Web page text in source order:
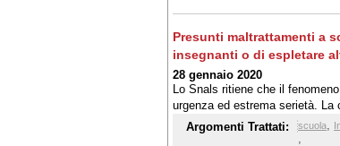
Presunti maltrattamenti a
insegnanti o di espletare
28 gennaio 2020
Lo Snals ritiene che il
urgenza ed estrema serietà.
di essere vicino ad ogni
personali, nelle concrete
Argomenti Trattati: scuola,
,